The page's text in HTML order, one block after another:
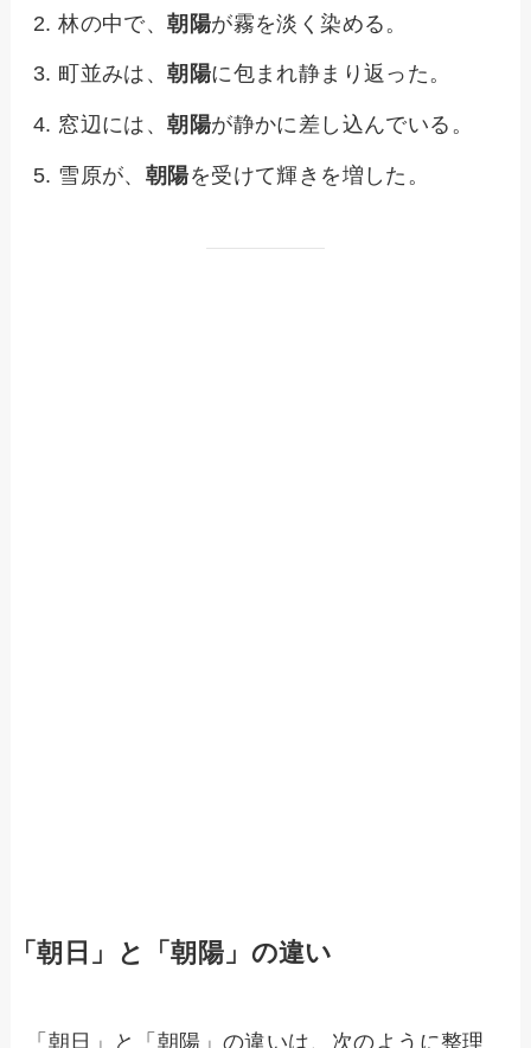
林の中で、朝陽が霧を淡く染める。
町並みは、朝陽に包まれ静まり返った。
窓辺には、朝陽が静かに差し込んでいる。
雪原が、 朝陽を受けて輝きを増した。
「朝日」と「朝陽」の違い
「朝日」と「朝陽」の違いは、次のように整理